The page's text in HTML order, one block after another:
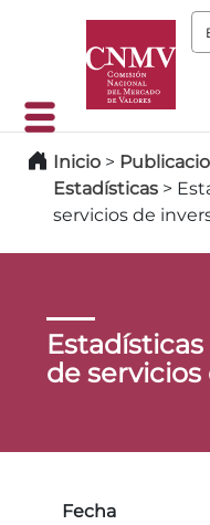
Inicio >
Estadísticas >
servicios de
de
Fecha